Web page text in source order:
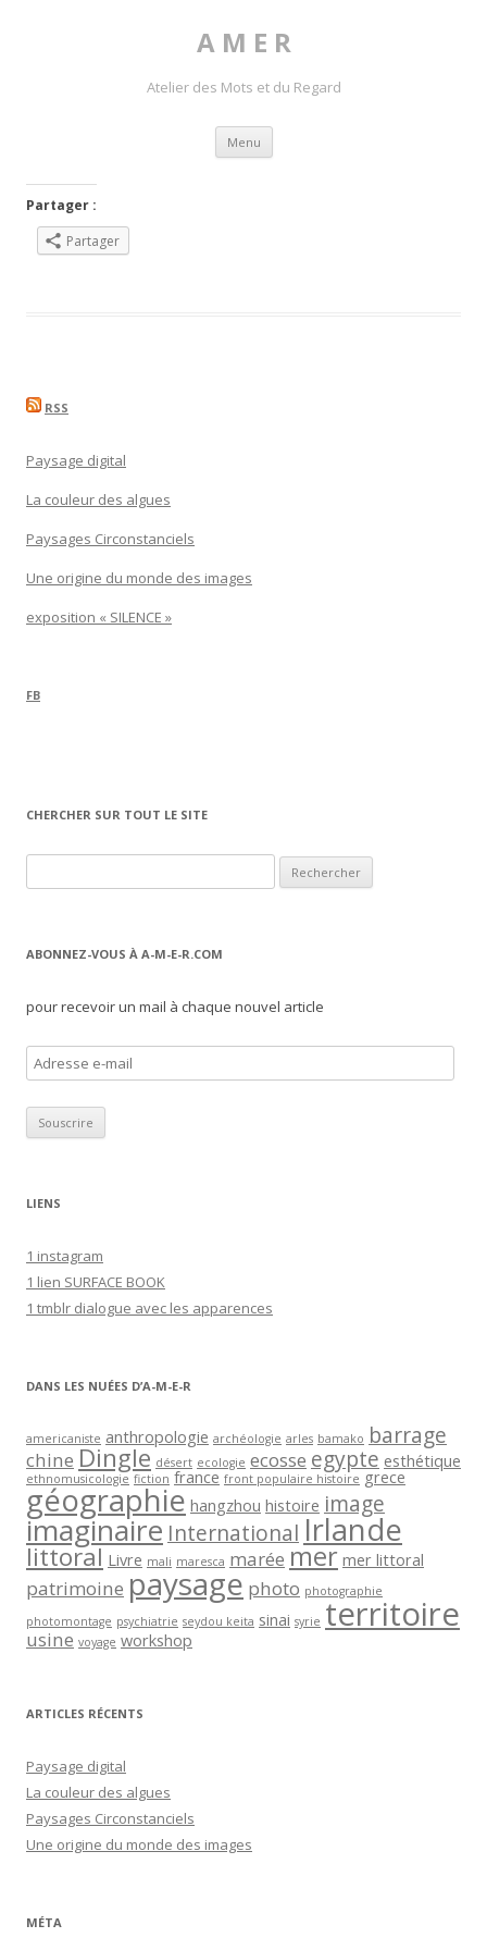
A M E R
Atelier des Mots et du Regard
Menu Skip to content
Partager :
Partager
RSS
Paysage digital
La couleur des algues
Paysages Circonstanciels
Une origine du monde des images
exposition « SILENCE »
FB
CHERCHER SUR TOUT LE SITE
ABONNEZ-VOUS À A-M-E-R.COM
pour recevoir un mail à chaque nouvel article
d
r
e
-
m
a
LIENS
1 instagram
1 lien SURFACE BOOK
1 tmblr dialogue avec les apparences
DANS LES NUÉES D’A-M-E-R
americaniste anthropologie archéologie arles bamako barrage
chine Dingle désert ecologie ecosse egypte esthétique
ethnomusicologie fiction france front populaire histoire grece
géographie hangzhou histoire image
imaginaire International Irlande
littoral Livre mali maresca marée mer mer littoral
patrimoine paysage photo photographie
photomontage psychiatrie seydou keita sinai syrie territoire
usine voyage workshop
ARTICLES RÉCENTS
Paysage digital
La couleur des algues
Paysages Circonstanciels
Une origine du monde des images
MÉTA